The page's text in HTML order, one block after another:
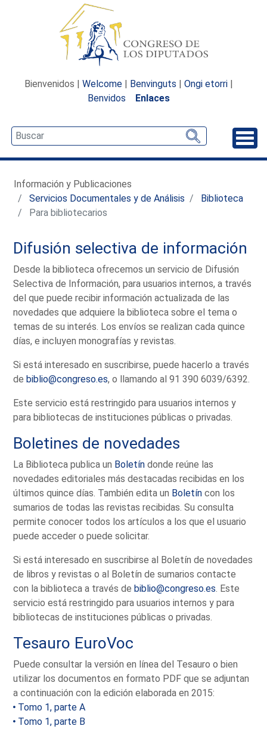
Bienvenidos | Welcome | Benvinguts | Ongi etorri |
Benvidos
Enlaces
Información y Publicaciones
Servicios Documentales y de Análisis
Biblioteca
Para bibliotecarios
Difusión selectiva de información
Desde la biblioteca ofrecemos un servicio de Difusión
Selectiva de Información, para usuarios internos, a través
del que puede recibir información actualizada de las
novedades que adquiere la biblioteca sobre el tema o
temas de su interés. Los envíos se realizan cada quince
días, e incluyen monografías y revistas.
Si está interesado en suscribirse, puede hacerlo a través
debiblio@congreso.es, o llamando al 91 390 6039/6392.
Este servicio está restringido para usuarios internos y
para bibliotecas de instituciones públicas o privadas.
Boletines de novedades
La Biblioteca publica un Boletín donde reúne las
novedades editoriales más destacadas recibidas en los
últimos quince días. También edita un Boletín con los
sumarios de todas las revistas recibidas. Su consulta
permite conocer todos los artículos a los que el usuario
puede acceder o puede solicitar.
Si está interesado en suscribirse al Boletín de novedades
de libros y revistas o al Boletín de sumarios contacte
con la biblioteca a través debiblio@congreso.es . Este
servicio está restringido para usuarios internos y para
bibliotecas de instituciones públicas o privadas.
Tesauro EuroVoc
Puede consultar la versión en línea del Tesauro o bien
utilizar los documentos en formato PDF que se adjuntan
a continuación con la edición elaborada en 2015:
Tomo 1, parte A
Tomo 1, parte B